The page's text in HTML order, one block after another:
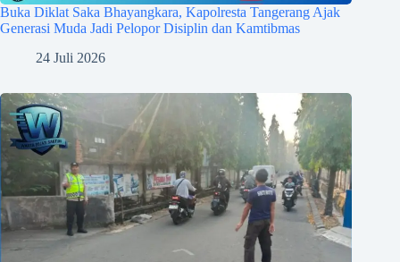
Buka Diklat Saka Bhayangkara, Kapolresta Tangerang Ajak
Generasi Muda Jadi Pelopor Disiplin dan Kamtibmas
24 Juli 2026